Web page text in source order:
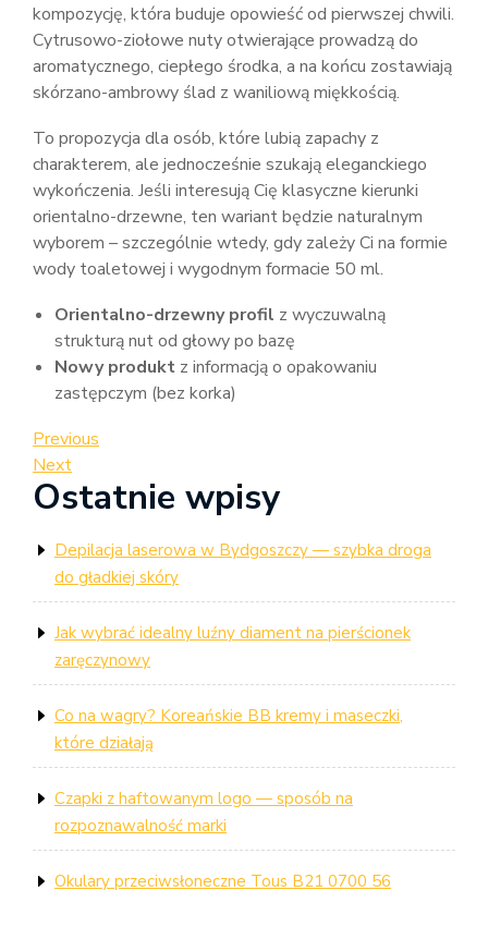
kompozycję, która buduje opowieść od pierwszej chwili.
Cytrusowo-ziołowe nuty otwierające prowadzą do
aromatycznego, ciepłego środka, a na końcu zostawiają
skórzano-ambrowy ślad z waniliową miękkością.
To propozycja dla osób, które lubią zapachy z
charakterem, ale jednocześnie szukają eleganckiego
wykończenia. Jeśli interesują Cię klasyczne kierunki
orientalno-drzewne, ten wariant będzie naturalnym
wyborem – szczególnie wtedy, gdy zależy Ci na formie
wody toaletowej i wygodnym formacie 50 ml.
Orientalno-drzewny profil z wyczuwalną
strukturą nut od głowy po bazę
Nowy produkt z informacją o opakowaniu
zastępczym (bez korka)
Nawigacja
wpisu
Previous
Post
Previous
Next
Post
Next
Ostatnie wpisy
Depilacja laserowa w Bydgoszczy — szybka droga
do gładkiej skóry
Jak wybrać idealny luźny diament na pierścionek
zaręczynowy
Co na wagry? Koreańskie BB kremy i maseczki,
które działają
Czapki z haftowanym logo — sposób na
rozpoznawalność marki
Okulary przeciwsłoneczne Tous B21 0700 56